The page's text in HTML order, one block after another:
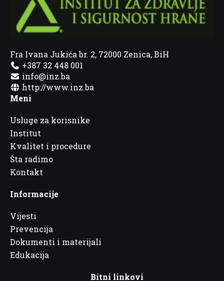
Fra Ivana Jukića br. 2, 72000 Zenica, BiH
+387 32 448 001
info@inz.ba
http://www.inz.ba
Meni
Usluge za korisnike
Institut
Kvalitet i procedure
Šta radimo
Kontakt
Informacije
Vijesti
Prevencija
Dokumenti i materijali
Edukacija
Bitni linkovi